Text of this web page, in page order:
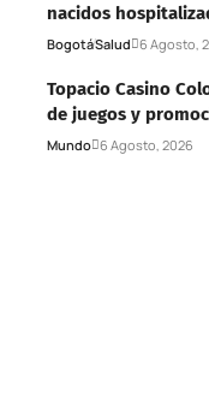
nacidos
BogotáSalud 6 Agosto,
Topacio Casino
de juegos y
Mundo 6 Agosto, 2026